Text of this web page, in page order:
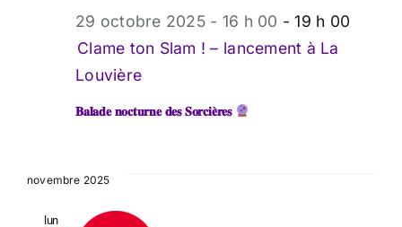
𝐁𝐚𝐥𝐚𝐝𝐞 𝐧𝐨𝐜𝐭𝐮𝐫𝐧𝐞 𝐝𝐞𝐬 𝐒𝐨𝐫𝐜𝐢𝐞̀𝐫𝐞𝐬
29 octobre 2025 - 16 h 00 -19 h 00
Clame ton Slam ! – lancement à La
Louvière
novembre 2025
lun